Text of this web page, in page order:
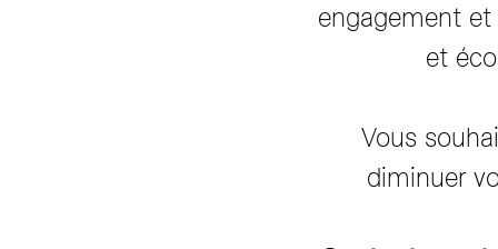
engagement
et
Vous
diminuer